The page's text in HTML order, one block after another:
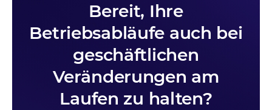
Bereit, Ihre
Betriebsabläufe auch bei
geschäftlichen
Veränderungen am
Laufen zu halten?